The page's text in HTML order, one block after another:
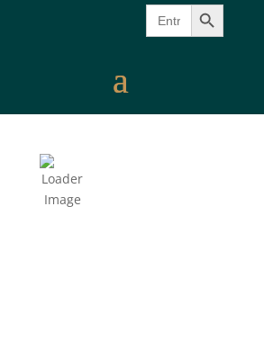
Search
for:
Search Button